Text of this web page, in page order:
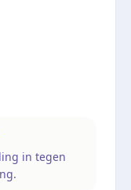
in tegen